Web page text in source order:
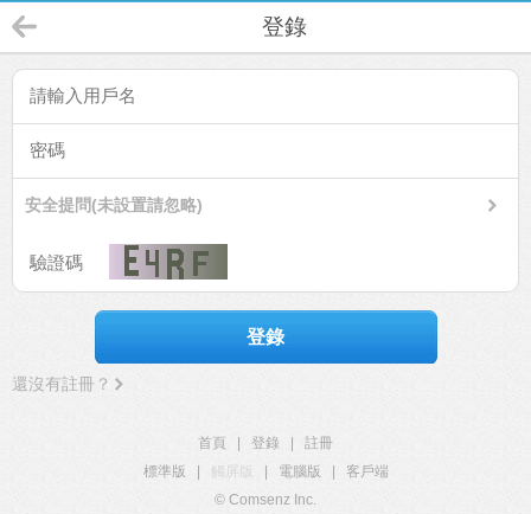
登錄
安全提問(未設置請忽略)
登錄
還沒有註冊？
首頁 登錄
註冊
標準版
觸屏版 電腦版
客戶端
© Comsenz Inc.